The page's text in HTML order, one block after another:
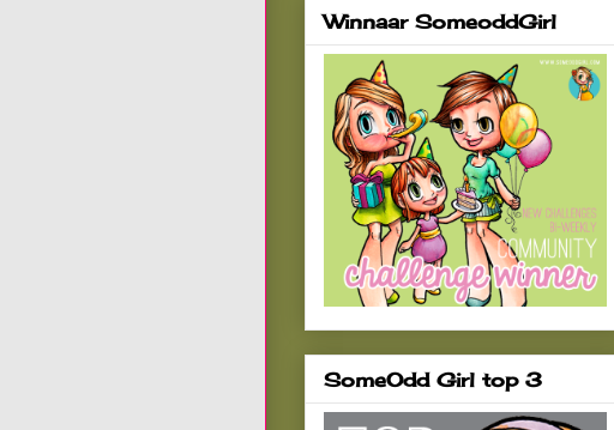
Winnaar SomeoddGirl
SomeOdd Girl top 3